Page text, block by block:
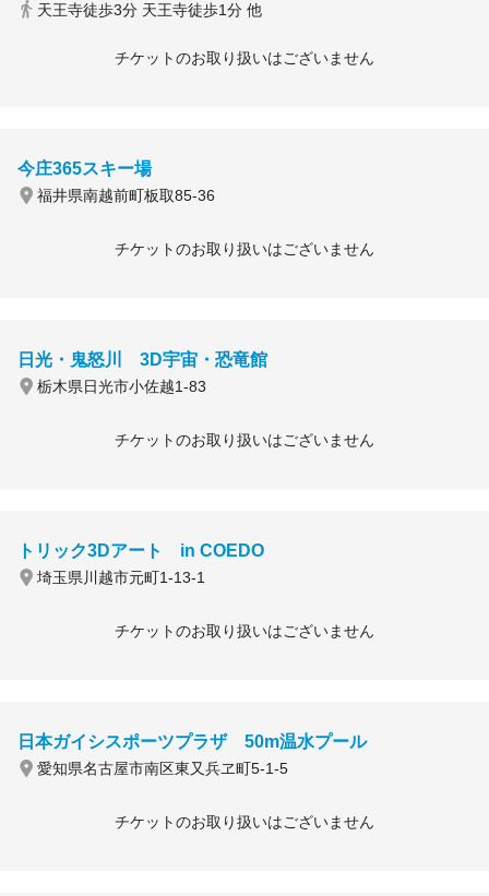
天王寺徒歩3分 天王寺徒歩1分 他
チケットのお取り扱いはございません
今庄365スキー場
福井県南越前町板取85-36
チケットのお取り扱いはございません
日光・鬼怒川 3D宇宙・恐竜館
栃木県日光市小佐越1-83
チケットのお取り扱いはございません
トリック3Dアート in COEDO
埼玉県川越市元町1-13-1
チケットのお取り扱いはございません
日本ガイシスポーツプラザ 50m温水プール
愛知県名古屋市南区東又兵ヱ町5-1-5
チケットのお取り扱いはございません